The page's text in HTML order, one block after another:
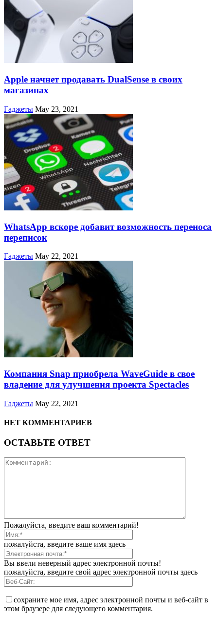
Apple начнет продавать DualSense в своих
магазинах
Гаджеты May 23, 2021
WhatsApp вскоре добавит возможность переноса
переписок
Гаджеты May 22, 2021
Компания Snap приобрела WaveGuide в свое
владение для улучшения проекта Spectacles
Гаджеты May 22, 2021
НЕТ КОММЕНТАРИЕВ
ОСТАВЬТЕ ОТВЕТ
Пожалуйста, введите ваш комментарий!
пожалуйста, введите ваше имя здесь
Вы ввели неверный адрес электронной почты!
пожалуйста, введите свой адрес электронной почты здесь
сохраните мое имя, адрес электронной почты и веб-сайт в
этом браузере для следующего комментария.